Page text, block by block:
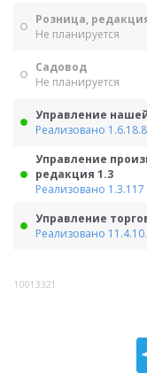
Розница,
Не планируется
Садовод
Не планируется
Управление
Реализовано
Управление
редакция 1.3
Реализовано 1.3.117
Управление
Реализовано
10013321